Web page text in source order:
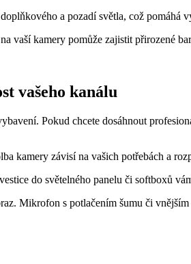
a pozadí světla, což pomáhá
vaší kamery pomůže zajistit přirozené
vašeho kanálu
Pokud chcete dosáhnout
kamery závisí na vašich potřebách a
do světelného panelu či softboxů
Mikrofon s potlačením šumu či